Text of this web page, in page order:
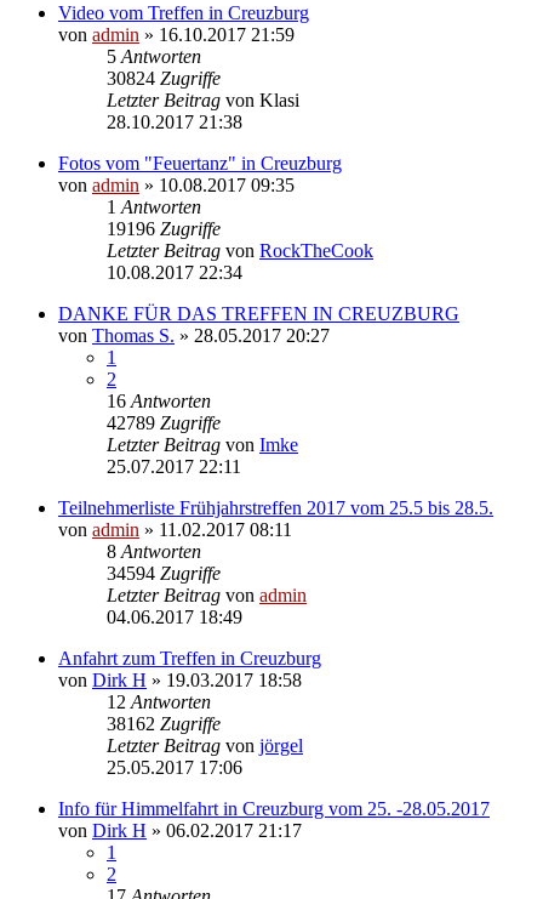
Video vom Treffen in Creuzburg
von admin » 16.10.2017 21:59
5 Antworten
30824 Zugriffe
Letzter Beitrag von Klasi
28.10.2017 21:38
Fotos vom "Feuertanz" in Creuzburg
von admin » 10.08.2017 09:35
1 Antworten
19196 Zugriffe
Letzter Beitrag von RockTheCook
10.08.2017 22:34
DANKE FÜR DAS TREFFEN IN CREUZBURG
von Thomas S. » 28.05.2017 20:27
1
2
16 Antworten
42789 Zugriffe
Letzter Beitrag von Imke
25.07.2017 22:11
Teilnehmerliste Frühjahrstreffen 2017 vom 25.5 bis 28.5.
von admin » 11.02.2017 08:11
8 Antworten
34594 Zugriffe
Letzter Beitrag von admin
04.06.2017 18:49
Anfahrt zum Treffen in Creuzburg
von Dirk H » 19.03.2017 18:58
12 Antworten
38162 Zugriffe
Letzter Beitrag von jörgel
25.05.2017 17:06
Info für Himmelfahrt in Creuzburg vom 25. -28.05.2017
von Dirk H » 06.02.2017 21:17
1
2